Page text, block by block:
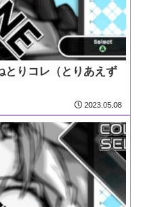
とりコレ（とりあえず
2023.05.08